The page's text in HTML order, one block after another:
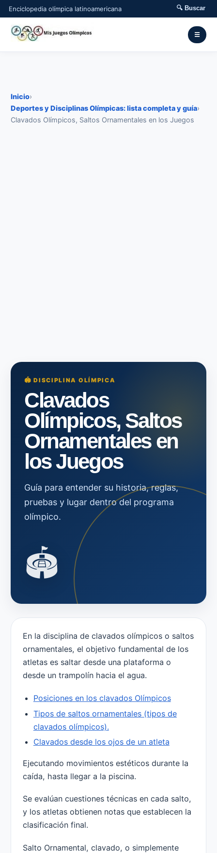
Enciclopedia olímpica latinoamericana 🔍 Buscar
☰
Inicio›
Deportes y Disciplinas Olímpicas: lista completa y guía›
Clavados Olímpicos, Saltos Ornamentales en los Juegos
🏟️ DISCIPLINA OLÍMPICA
Clavados
Olímpicos, Saltos
Ornamentales en
los Juegos
Guía para entender su historia, reglas,
pruebas y lugar dentro del programa
olímpico.
🏟️
En la disciplina de clavados olímpicos o saltos
ornamentales, el objetivo fundamental de los
atletas es saltar desde una plataforma o
desde un trampolín hacia el agua.
Posiciones en los clavados Olímpicos
Tipos de saltos ornamentales (tipos de
clavados olímpicos).
Clavados desde los ojos de un atleta
Ejecutando movimientos estéticos durante la
caída, hasta llegar a la piscina.
Se evalúan cuestiones técnicas en cada salto,
y los atletas obtienen notas que establecen la
clasificación final.
Salto Ornamental, clavado, o simplemente